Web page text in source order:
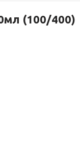
(100/400)